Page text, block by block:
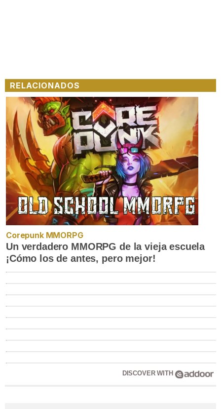
RELACIONADOS
Corepunk MMORPG
Un verdadero MMORPG de la vieja escuela
¡Cómo los de antes, pero mejor!
DISCOVER WITH